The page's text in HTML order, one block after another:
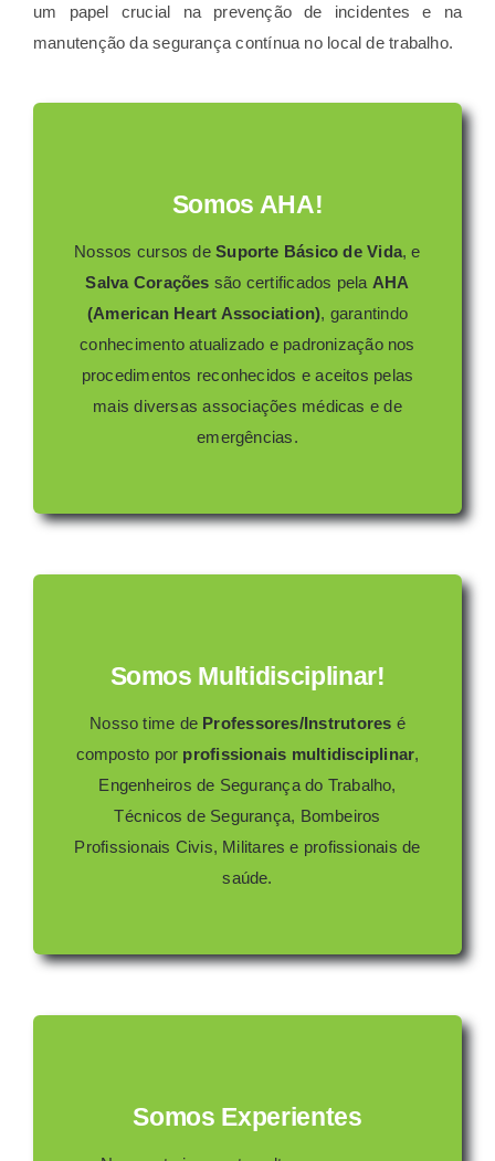
um papel crucial na prevenção de incidentes e na
manutenção da segurança contínua no local de trabalho.
Somos AHA!
Nossos cursos deSuporte Básico de Vida, e
Salva Corações são certificados pela AHA
(American Heart Association), garantindo
conhecimento atualizado e padronização nos
procedimentos reconhecidos e aceitos pelas
mais diversas associações médicas e de
emergências.
Somos Multidisciplinar!
Nosso time de Professores/Instrutores é
composto por profissionais multidisciplinar,
Engenheiros de Segurança do Trabalho,
Técnicos de Segurança, Bombeiros
Profissionais Civis, Militares e profissionais de
saúde.
Somos Experientes